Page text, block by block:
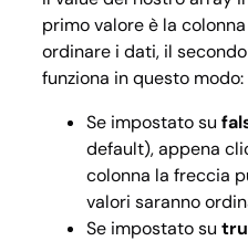
primo valore è la
ordinare i dati, il
funziona in questo modo:
Se impostato su
default), appena
colonna la freccia
valori saranno
Se impostato su